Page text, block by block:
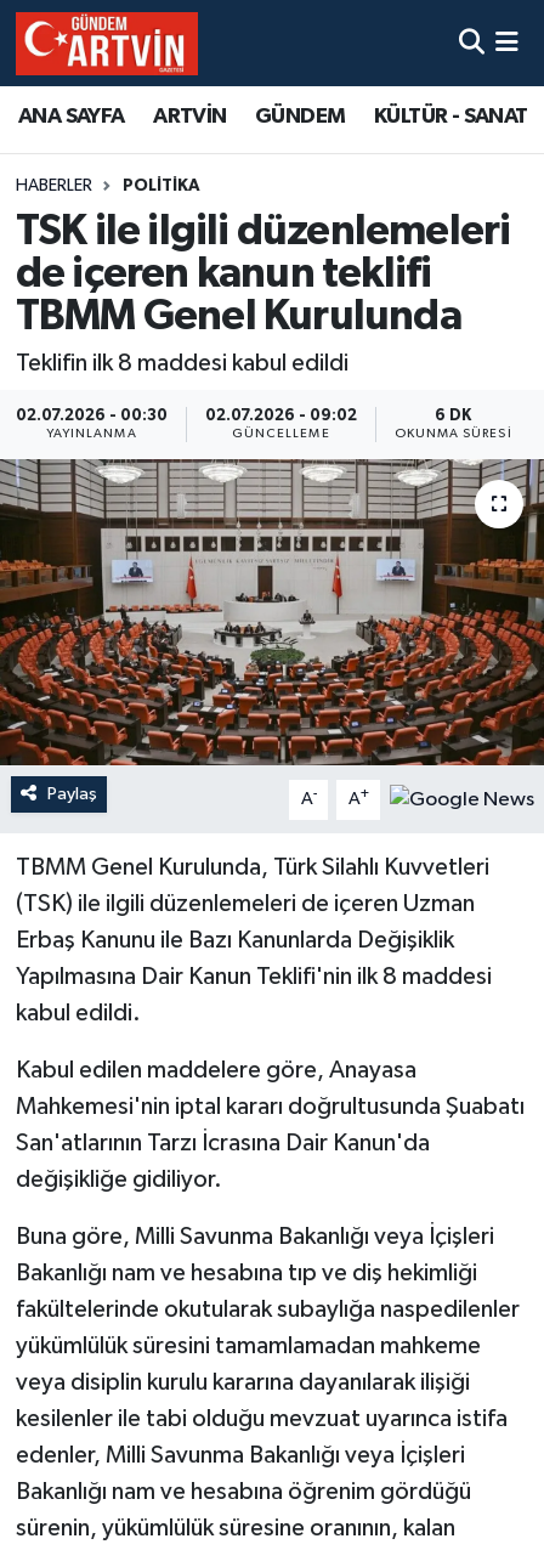
ANA SAYFA ARTVİN GÜNDEM KÜLTÜR - SANAT
HABERLER POLITIKA
TSK ile ilgili düzenlemeleri
de içeren kanun teklifi
TBMM Genel Kurulunda
Teklifin ilk 8 maddesi kabul edildi
02.07.2026 - 00:30
YAYINLANMA
02.07.2026 - 09:02
GÜNCELLEME
6 DK
OKUNMA SÜRESI
Paylaş A- A+
TBMM Genel Kurulunda, Türk Silahlı Kuvvetleri
(TSK) ile ilgili düzenlemeleri de içeren Uzman
Erbaş Kanunu ile Bazı Kanunlarda Değişiklik
Yapılmasına Dair Kanun Teklifi'nin ilk 8 maddesi
kabul edildi.
Kabul edilen maddelere göre, Anayasa
Mahkemesi'nin iptal kararı doğrultusunda Şuabatı
San'atlarının Tarzı İcrasına Dair Kanun'da
değişikliğe gidiliyor.
Buna göre, Milli Savunma Bakanlığı veya İçişleri
Bakanlığı nam ve hesabına tıp ve diş hekimliği
fakültelerinde okutularak subaylığa naspedilenler
yükümlülük süresini tamamlamadan mahkeme
veya disiplin kurulu kararına dayanılarak ilişiği
kesilenler ile tabi olduğu mevzuat uyarınca istifa
edenler, Milli Savunma Bakanlığı veya İçişleri
Bakanlığı nam ve hesabına öğrenim gördüğü
sürenin, yükümlülük süresine oranının, kalan